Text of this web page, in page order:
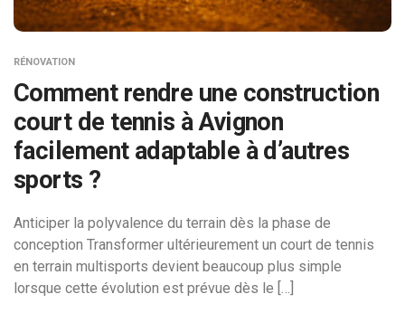
RÉNOVATION
Comment rendre une construction
court de tennis à Avignon
facilement adaptable à d’autres
sports ?
Anticiper la polyvalence du terrain dès la phase de
conception Transformer ultérieurement un court de tennis
en terrain multisports devient beaucoup plus simple
lorsque cette évolution est prévue dès le […]